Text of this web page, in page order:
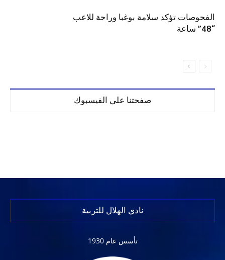
الفحوصات تؤكد سلامة بوغبا وراحة للاعب
“48” ساعة
صفحتنا على الفيسبوك
نادي الهلال للتربية
تأسس عام 1930